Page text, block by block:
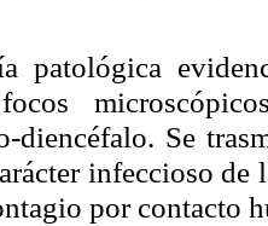
patológica
focos
diencéfalo. Se
infeccioso de
por contacto